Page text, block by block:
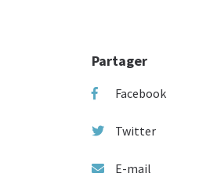
Partager
Facebook
Twitter
E-mail